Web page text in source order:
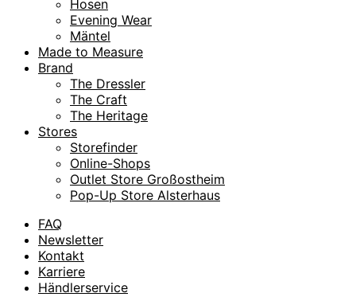
Hosen
Evening Wear
Mäntel
Made to Measure
Brand
The Dressler
The Craft
The Heritage
Stores
Storefinder
Online-Shops
Outlet Store Großostheim
Pop-Up Store Alsterhaus
FAQ
Newsletter
Kontakt
Karriere
Händlerservice